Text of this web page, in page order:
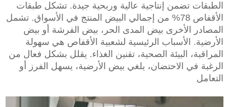
الطبقات تضمن إنتاجية عالية وربحية جيدة. تشكل طبقات
الأقفاص 78% من إجمالي البيض المنتج في الأسواق. تشمل
المصادر الأخرى بيض المدى الحر، بيض الفرشة أو بيض
الأرضية. الأسباب الرئيسية لشعبية الأقفاص هي سهولة
المراقبة، البيئة الصحية، تقنين الغذاء. يقلل بشكل فعال من
الرغبة في الاحتضان، يلغي بيض الأرضية، يسهل الفرز أو
التعامل